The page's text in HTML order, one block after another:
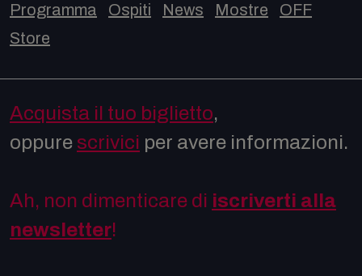
Programma Ospiti News Mostre
OFF
Store
Acquista il tuo biglietto,
oppure scrivici per avere informazioni.
Ah, non dimenticare di iscriverti alla
newsletter!